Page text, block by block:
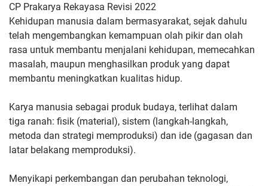
CP Prakarya Rekayasa Revisi 2022
Kehidupan manusia dalam bermasyarakat, sejak dahulu
telah mengembangkan kemampuan olah pikir dan olah
rasa untuk membantu menjalani kehidupan, memecahkan
masalah, maupun menghasilkan produk yang dapat
membantu meningkatkan kualitas hidup.
Karya manusia sebagai produk budaya, terlihat dalam
tiga ranah: fisik (material), sistem (langkah-langkah,
metoda dan strategi memproduksi) dan ide (gagasan dan
latar belakang memproduksi).
Menyikapi perkembangan dan perubahan teknologi,